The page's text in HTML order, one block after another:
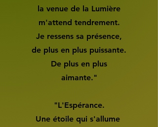
la venue de la Lumière
m'attend tendrement.
Je ressens sa présence,
de plus en plus puissante.
De plus en plus
aimante."
"L'Espérance.
Une étoile qui s'allume